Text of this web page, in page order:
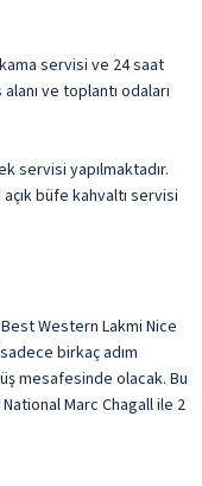
servisi ve 24 saat
ve toplantı odaları
servisi yapılmaktadır.
büfe kahvaltı servisi
Western Lakmi Nice
birkaç adım
mesafesinde olacak. Bu
Marc Chagall ile 2